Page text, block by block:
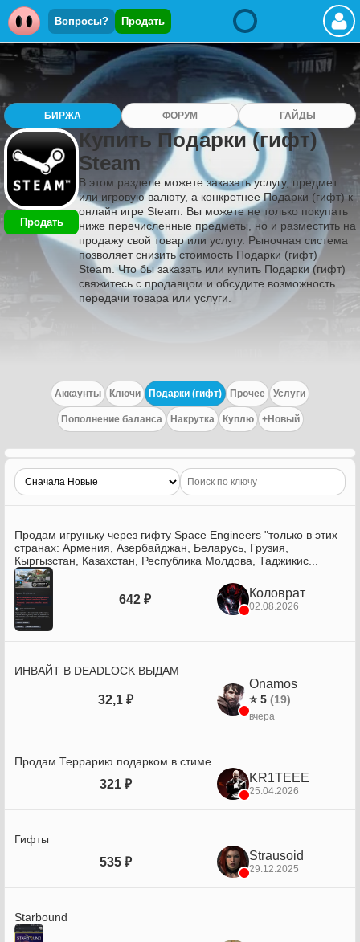
Вопросы? Продать
БИРЖА ФОРУМ ГАЙДЫ
Продать
Купить Подарки (гифт)
Steam
В этом разделе можете заказать услугу, предмет
или игровую валюту, а конкретнее Подарки (гифт) к
онлайн игре Steam. Вы можете не только покупать
ниже перечисленные предметы, но и разместить на
продажу свой товар или услугу. Рыночная система
позволяет снизить стоимость Подарки (гифт)
Steam. Что бы заказать или купить Подарки (гифт)
свяжитесь с продавцом и обсудите возможность
передачи товара или услуги.
Аккаунты Ключи Подарки (гифт) Прочее Услуги
Пополнение баланса Накрутка Куплю +Новый
Продам игруньку через гифту Space Engineers "только в этих
странах: Армения, Азербайджан, Беларусь, Грузия,
Кыргызстан, Казахстан, Республика Молдова, Таджикис...
642 ₽ Коловрат
02.08.2026
ИНВАЙТ В DEADLOCK ВЫДАМ
32,1 ₽
Onamos
⭐ 5 (19)
вчера
Продам Террарию подарком в стиме.
321 ₽ KR1TEEE
25.04.2026
Гифты
535 ₽ Strausoid
29.12.2025
Starbound